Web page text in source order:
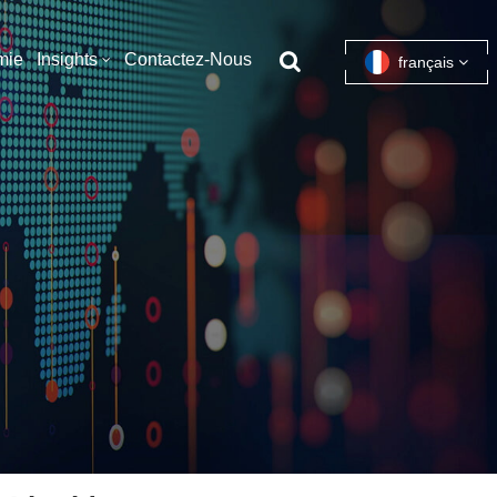
français
English
français
español
Insights Contactez-Nous